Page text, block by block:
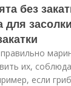
без
для
их,
если